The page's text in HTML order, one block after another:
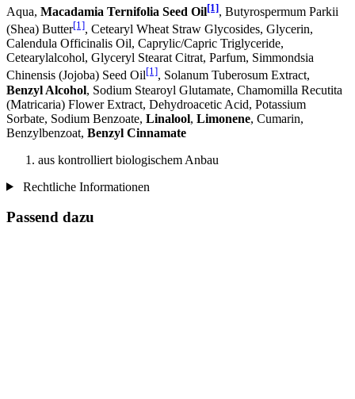
Aqua, Macadamia Ternifolia Seed Oil[1], Butyrospermum Parkii
(Shea) Butter[1], Cetearyl Wheat Straw Glycosides, Glycerin,
Calendula Officinalis Oil, Caprylic/Capric Triglyceride,
Cetearylalcohol, Glyceryl Stearat Citrat, Parfum, Simmondsia
Chinensis (Jojoba) Seed Oil[1], Solanum Tuberosum Extract,
Benzyl Alcohol, Sodium Stearoyl Glutamate, Chamomilla Recutita
(Matricaria) Flower Extract, Dehydroacetic Acid, Potassium
Sorbate, Sodium Benzoate, Linalool, Limonene, Cumarin,
Benzylbenzoat, Benzyl Cinnamate
aus kontrolliert biologischem Anbau
Rechtliche Informationen
Passend dazu